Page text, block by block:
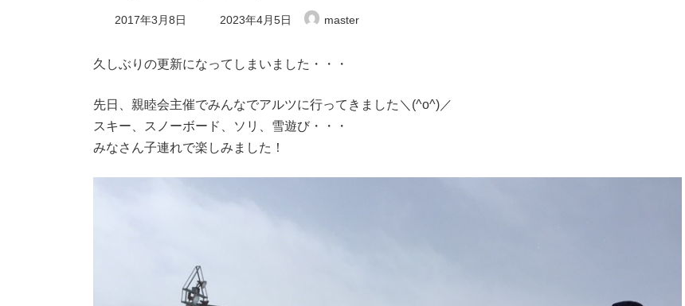
2017年3月8日
最
終
新
日
2023年4月5日 master
久しぶりの更新になってしまいました・・・
先日、親睦会主催でみんなでアルツに行ってきました＼(^o^)／
スキー、スノーボード、ソリ、雪遊び・・・
みなさん子連れで楽しみました！